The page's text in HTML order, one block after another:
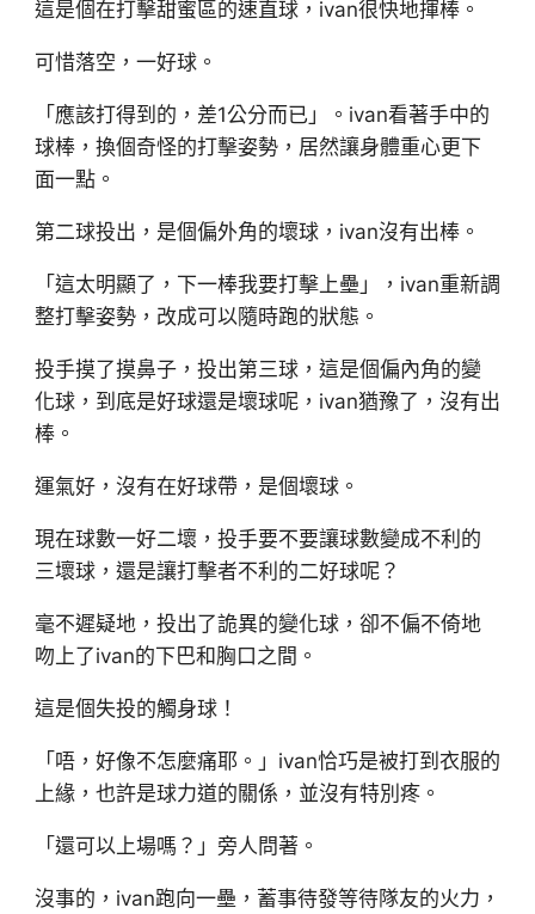
這是個在打擊甜蜜區的速直球，ivan很快地揮棒。
可惜落空，一好球。
「應該打得到的，差1公分而已」。ivan看著手中的
球棒，換個奇怪的打擊姿勢，居然讓身體重心更下
面一點。
第二球投出，是個偏外角的壞球，ivan沒有出棒。
「這太明顯了，下一棒我要打擊上壘」，ivan重新調
整打擊姿勢，改成可以隨時跑的狀態。
投手摸了摸鼻子，投出第三球，這是個偏內角的變
化球，到底是好球還是壞球呢，ivan猶豫了，沒有出
棒。
運氣好，沒有在好球帶，是個壞球。
現在球數一好二壞，投手要不要讓球數變成不利的
三壞球，還是讓打擊者不利的二好球呢？
毫不遲疑地，投出了詭異的變化球，卻不偏不倚地
吻上了ivan的下巴和胸口之間。
這是個失投的觸身球！
「唔，好像不怎麼痛耶。」ivan恰巧是被打到衣服的
上緣，也許是球力道的關係，並沒有特別疼。
「還可以上場嗎？」旁人問著。
沒事的，ivan跑向一壘，蓄事待發等待隊友的火力，